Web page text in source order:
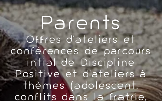
Parents
Offres d’ateliers et
conférences de parcours
intial de Discipline
Positive et d’ateliers à
thèmes (adolescent,
conflits dans la fratrie,